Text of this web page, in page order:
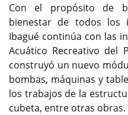
Con el propósito de
bienestar de todos los
Ibagué continúa con las
Acuático Recreativo del
construyó un nuevo
bombas, máquinas y
los trabajos de la
cubeta, entre otras obras.